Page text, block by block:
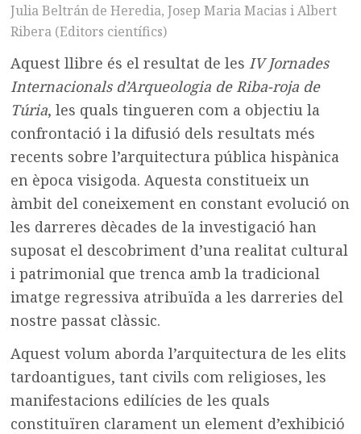
Julia Beltrán de Heredia, Josep Maria Macias i Albert
Ribera (Editors científics)
Aquest llibre és el resultat de lesIV Jornades
Internacionals d’Arqueologia de Riba-roja de
Túria, les quals tingueren com a objectiu la
confrontació i la difusió dels resultats més
recents sobre l’arquitectura pública hispànica
en època visigoda. Aquesta constitueix un
àmbit del coneixement en constant evolució on
les darreres dècades de la investigació han
suposat el descobriment d’una realitat cultural
i patrimonial que trenca amb la tradicional
imatge regressiva atribuïda a les darreries del
nostre passat clàssic.
Aquest volum aborda l’arquitectura de les elits
tardoa​ntigues, tant civils com religioses, les
manifestacions edilícies de les quals
constituïren clarament un element d’exhibició